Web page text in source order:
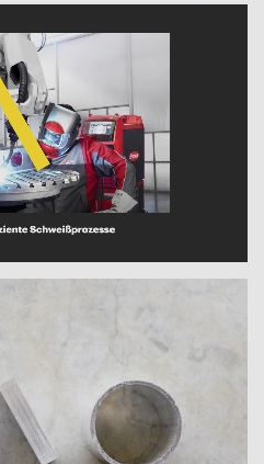
aufs
Ein neues, auf
basierendes, Signet
reduziert wirkt,
fehlt und das
umgesetzt
zur
der Arbeitskleidung